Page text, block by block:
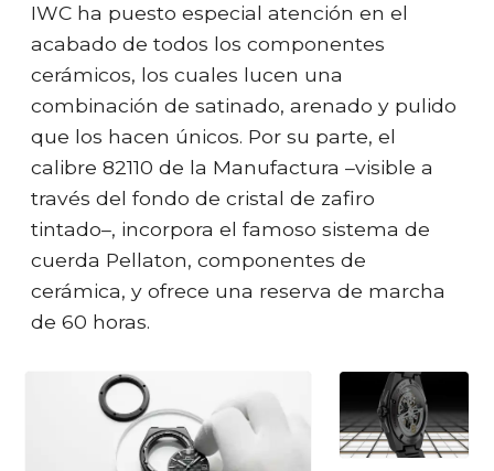
IWC ha puesto especial atención en el
acabado de todos los componentes
cerámicos, los cuales lucen una
combinación de satinado, arenado y pulido
que los hacen únicos. Por su parte, el
calibre 82110 de la Manufactura –visible a
través del fondo de cristal de zafiro
tintado–, incorpora el famoso sistema de
cuerda Pellaton, componentes de
cerámica, y ofrece una reserva de marcha
de 60 horas.